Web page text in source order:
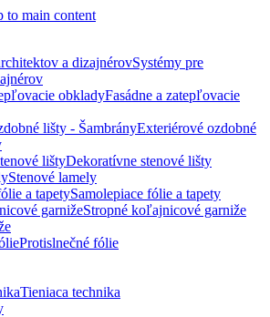
to main content
Systémy pre
Fasádne a zatepľovacie
Exteriérové ozdobné
Dekoratívne stenové lišty
Stenové lamely
Samolepiace fólie a tapety
Stropné koľajnicové garniže
Protislnečné fólie
Tieniaca technika